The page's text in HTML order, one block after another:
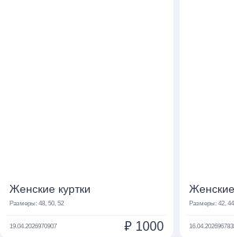
Женские куртки
Размеры: 48, 50, 52
19.04.2026970907 ₽ 1000
Женские
Размеры: 42,
16.04.2026